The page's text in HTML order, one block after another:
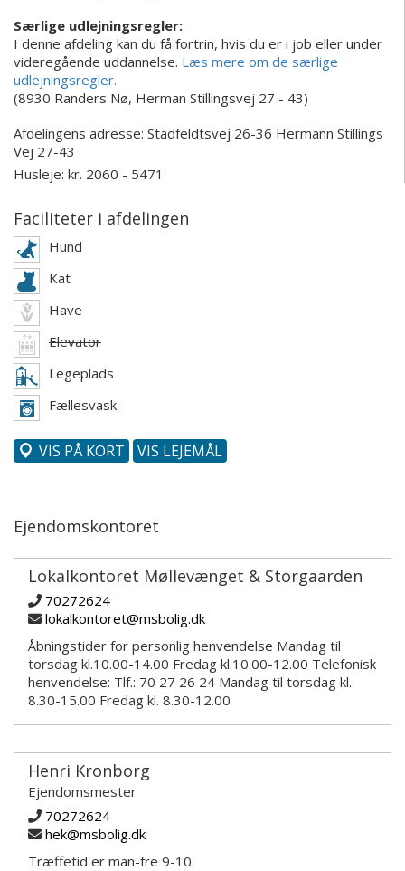
Særlige udlejningsregler:
I denne afdeling kan du få fortrin, hvis du er i job eller under
videregående uddannelse. Læs mere om de særlige
udlejningsregler.
(8930 Randers Nø, Herman Stillingsvej 27 - 43)
Afdelingens adresse: Stadfeldtsvej 26-36 Hermann Stillings
Vej 27-43
Husleje: kr. 2060 - 5471
Faciliteter i afdelingen
Hund
Kat
Have
Elevator
Legeplads
Fællesvask
VIS PÅ KORT VIS LEJEMÅL
Ejendomskontoret
Lokalkontoret Møllevænget & Storgaarden
70272624
lokalkontoret@msbolig.dk
Åbningstider for personlig henvendelse Mandag til
torsdag kl.10.00-14.00 Fredag kl.10.00-12.00 Telefonisk
henvendelse: Tlf.: 70 27 26 24 Mandag til torsdag kl.
8.30-15.00 Fredag kl. 8.30-12.00
Henri Kronborg
Ejendomsmester
70272624
hek@msbolig.dk
Træffetid er man-fre 9-10.